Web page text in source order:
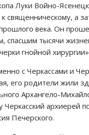
Луки Войно-
священническому, а
века. Он
спасшим тысячи
гнойной
с Черкассами и
его родители жили
Архангело-
архиерей
Печерского.